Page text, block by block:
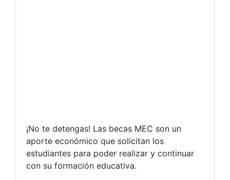
¡No te detengas! Las becas MEC son un
aporte económico que solicitan los
estudiantes para poder realizar y continuar
con su formación educativa.